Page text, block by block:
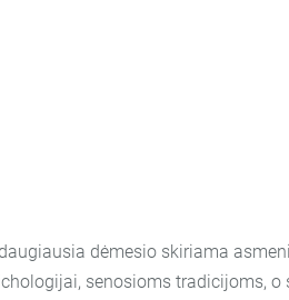
dėmesio skiriama
senosioms tradicijoms,